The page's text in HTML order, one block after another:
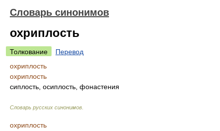
Словарь синонимов
охриплость
Толкование
Перевод
охриплость
охриплость
сиплость, осиплость, фонастения
Словарь русских синонимов
охриплость